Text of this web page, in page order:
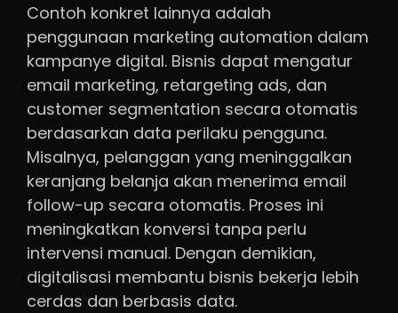
Contoh konkret lainnya adalah
penggunaan marketing automation dalam
kampanye digital. Bisnis dapat mengatur
email marketing, retargeting ads, dan
customer segmentation secara otomatis
berdasarkan data perilaku pengguna.
Misalnya, pelanggan yang meninggalkan
keranjang belanja akan menerima email
follow-up secara otomatis. Proses ini
meningkatkan konversi tanpa perlu
intervensi manual. Dengan demikian,
digitalisasi membantu bisnis bekerja lebih
cerdas dan berbasis data.